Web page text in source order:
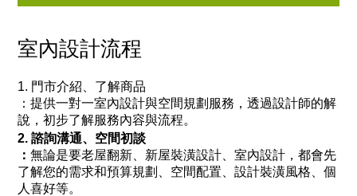
室內設計流程
1. 門市介紹、了解商品
：提供一對一室內設計與空間規劃服務，透過設計師的解
說，初步了解服務內容與流程。
2. 諮詢溝通、空間初談
：無論是要老屋翻新、新屋裝潢設計、室內設計，都會先
了解您的需求和預算規劃、空間配置、設計裝潢風格、個
人喜好等。